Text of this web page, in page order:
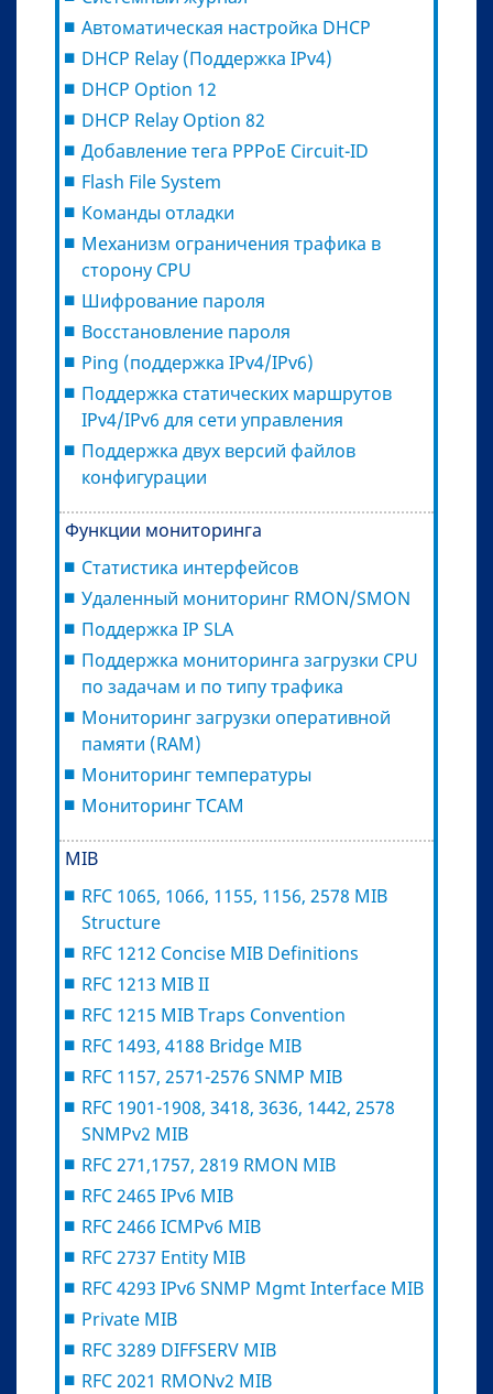
Автоматическая настройка DHCP
DHCP Relay (Поддержка IPv4)
DHCP Option 12
DHCP Relay Option 82
Добавление тега PPPoE Circuit-ID
Flash File System
Команды отладки
Механизм ограничения трафика в
сторону CPU
Шифрование пароля
Восстановление пароля
Ping (поддержка IPv4/IPv6)
Поддержка статических маршрутов
IPv4/IPv6 для сети управления
Поддержка двух версий файлов
конфигурации
Функции мониторинга
Статистика интерфейсов
Удаленный мониторинг RMON/SMON
Поддержка IP SLA
Поддержка мониторинга загрузки CPU
по задачам и по типу трафика
Мониторинг загрузки оперативной
памяти (RAM)
Мониторинг температуры
Мониторинг TCAM
MIB
RFC 1065, 1066, 1155, 1156, 2578 MIB
Structure
RFC 1212 Concise MIB Definitions
RFC 1213 MIB II
RFC 1215 MIB Traps Convention
RFC 1493, 4188 Bridge MIB
RFC 1157, 2571-2576 SNMP MIB
RFC 1901-1908, 3418, 3636, 1442, 2578
SNMPv2 MIB
RFC 271,1757, 2819 RMON MIB
RFC 2465 IPv6 MIB
RFC 2466 ICMPv6 MIB
RFC 2737 Entity MIB
RFC 4293 IPv6 SNMP Mgmt Interface MIB
Private MIB
RFC 3289 DIFFSERV MIB
RFC 2021 RMONv2 MIB